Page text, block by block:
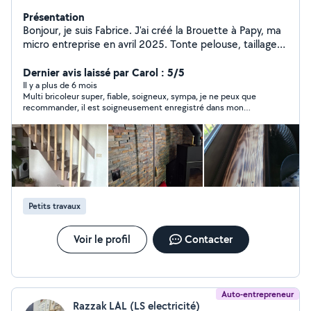
Présentation
Bonjour, je suis Fabrice. J'ai créé la Brouette à Papy, ma
micro entreprise en avril 2025. Tonte pelouse, taillage
en 25-33-50 cm (tronçonneuse, scie à bois), Tout
bricolage maison, montage-démontage de meuble,
débarrassage cave, garage, grenier... Travail soigné,
propre. Je réponds à tous. Demandez moi, appelez moi
et je ferais le maximum pour vous satisfaire
Dernier avis laissé par Carol : 5/5
Il y a plus de 6 mois
Multi bricoleur super, fiable, soigneux, sympa, je ne peux que
recommander, il est soigneusement enregistré dans mon
Petits travaux
Voir le profil Contacter
Auto-entrepreneur
Razzak LAL (LS electricité)